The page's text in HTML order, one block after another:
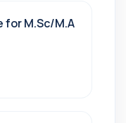
for M.Sc/M.A